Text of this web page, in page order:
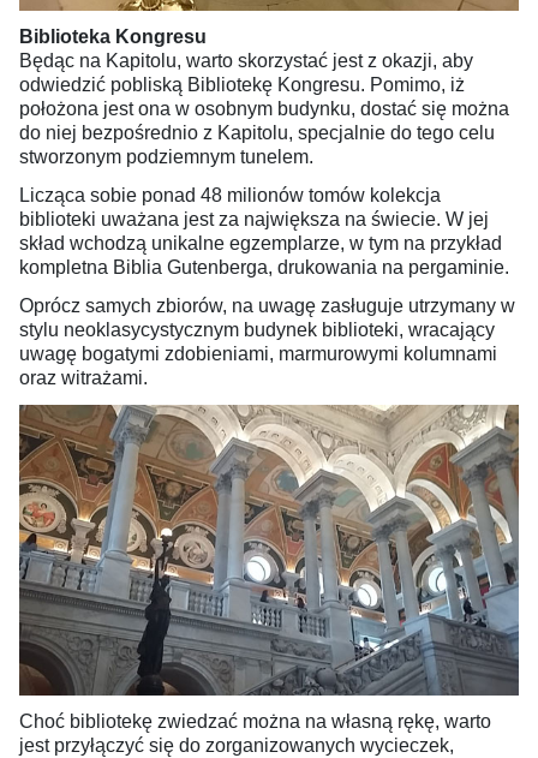
Biblioteka Kongresu
Będąc na Kapitolu, warto skorzystać jest z okazji, aby
odwiedzić pobliską Bibliotekę Kongresu. Pomimo, iż
położona jest ona w osobnym budynku, dostać się można
do niej bezpośrednio z Kapitolu, specjalnie do tego celu
stworzonym podziemnym tunelem.
Licząca sobie ponad 48 milionów tomów kolekcja
biblioteki uważana jest za największa na świecie. W jej
skład wchodzą unikalne egzemplarze, w tym na przykład
kompletna Biblia Gutenberga, drukowania na pergaminie.
Oprócz samych zbiorów, na uwagę zasługuje utrzymany w
stylu neoklasycystycznym budynek biblioteki, wracający
uwagę bogatymi zdobieniami, marmurowymi kolumnami
oraz witrażami.
Choć bibliotekę zwiedzać można na własną rękę, warto
jest przyłączyć się do zorganizowanych wycieczek,